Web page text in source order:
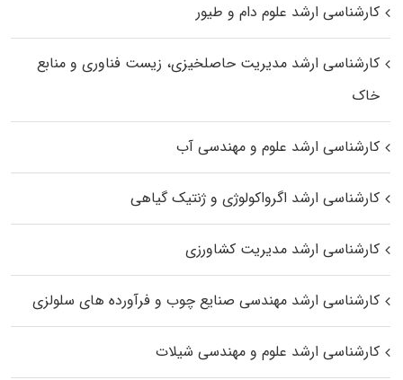
کارشناسی ارشد علوم دام و طیور
کارشناسی ارشد مدیریت حاصلخیزی، زیست فناوری و منابع
خاک
کارشناسی ارشد علوم و مهندسی آب
کارشناسی ارشد اگرواکولوژی و ژنتیک گیاهی
کارشناسی ارشد مدیریت کشاورزی
کارشناسی ارشد مهندسی صنایع چوب و فرآورده‌ های سلولزی
کارشناسی ارشد علوم و مهندسی شیلات